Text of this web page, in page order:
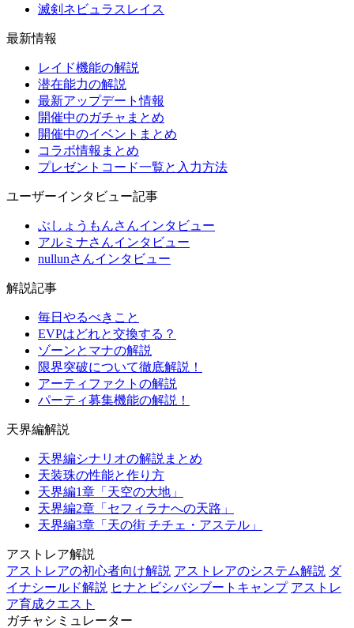
滅剣ネビュラスレイス
最新情報
レイド機能の解説
潜在能力の解説
最新アップデート情報
開催中のガチャまとめ
開催中のイベントまとめ
コラボ情報まとめ
プレゼントコード一覧と入力方法
ユーザーインタビュー記事
ぶしょうもんさんインタビュー
アルミナさんインタビュー
nullunさんインタビュー
解説記事
毎日やるべきこと
EVPはどれと交換する？
ゾーンとマナの解説
限界突破について徹底解説！
アーティファクトの解説
パーティ募集機能の解説！
天界編解説
天界編シナリオの解説まとめ
天装珠の性能と作り方
天界編1章「天空の大地」
天界編2章「セフィラナへの天路」
天界編3章「天の街 チチェ・アステル」
アストレア解説
アストレアの初心者向け解説 アストレアのシステム解説 ダ
イナシールド解説 ヒナとビシバシブートキャンプ アストレ
ア育成クエスト
ガチャシミュレーター